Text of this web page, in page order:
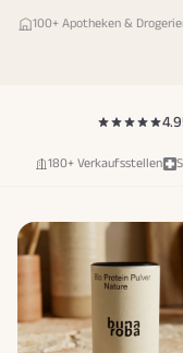
100+ Apotheken &
180+ Verkaufsstellen